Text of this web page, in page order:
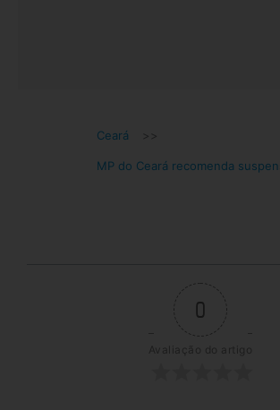
Ceará >>
MP do Ceará recomenda
0
Avaliação do artigo